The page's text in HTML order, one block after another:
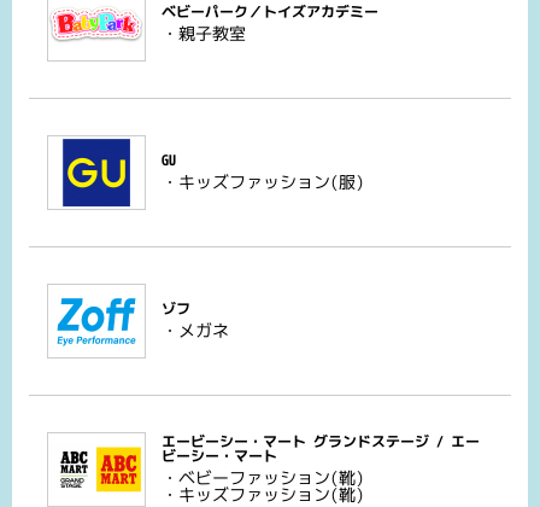
ベビーパーク／トイズアカデミー
・親子教室
GU
・キッズファッション(服)
ゾフ
・メガネ
エービーシー・マート グランドステージ / エー
ビーシー・マート
・ベビーファッション(靴)
・キッズファッション(靴)